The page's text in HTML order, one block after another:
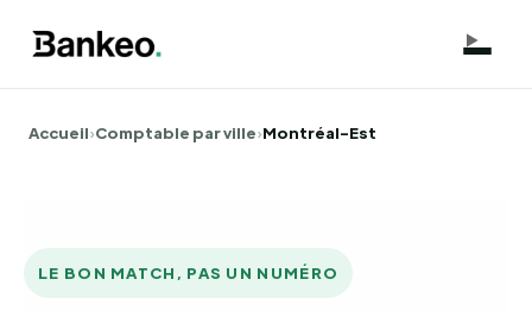
Accueil›Comptable par ville›Montréal-Est
LE BON MATCH, PAS UN NUMÉRO